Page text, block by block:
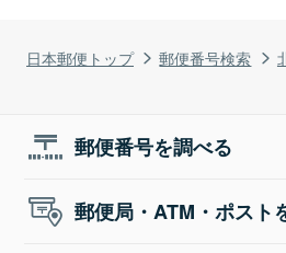
日本郵便トップ 郵便番号検索
郵便番号を調べる
郵便局・ATM・ポスト